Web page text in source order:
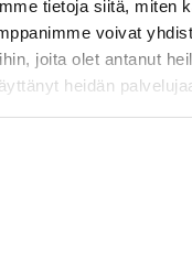
tietoja siitä, miten
voivat
joita olet antanut
heidän
Vaikeissa tilanteissa
on toivoa,
avulla.